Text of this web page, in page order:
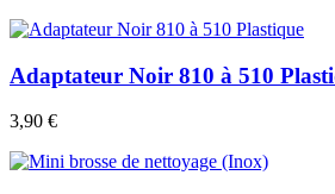
Adaptateur Noir 810 à 510
3,90 €